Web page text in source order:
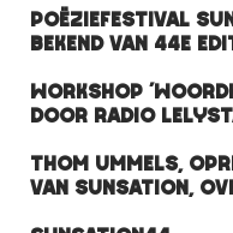
Poëziefestival
bekend van 44e
Workshop
door Radio
Thom Ummels,
van Sunsation,